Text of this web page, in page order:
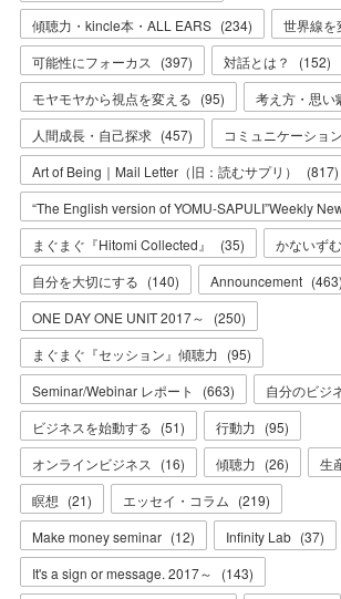
傾聴力・kincle本・ALL EARS (234) 世界線を
可能性にフォーカス
(397) 対話とは？ (152)
モヤモヤから視点を変える (95) 考え方・思い
人間成長・自己探求 (457) コミュニケーション
Art of Being｜Mail Letter（旧：読むサプリ）
(817)
“The English version of YOMU-SAPULI”Weekly
まぐまぐ『Hitomi Collected』
(35) かないず
自分を大切にする (140) Announcement (463)
ONE DAY ONE UNIT 2017～
(250)
まぐまぐ『セッション』傾聴力 (95)
Seminar/Webinar レポート
(663) 自分のビジ
ビジネスを始動する (51) 行動力 (95)
オンラインビジネス
(16) 傾聴力 (26) 生
瞑想 (21) エッセイ・コラム (219)
Make money seminar (12) Infinity Lab (37)
It's a sign or message. 2017～
(143)